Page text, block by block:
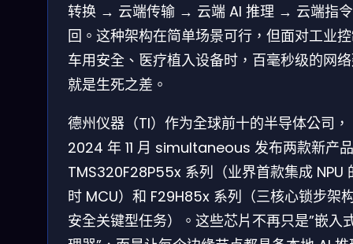
转换 → 云端传输 → 云端 AI 推理 → 云端指
回。这种架构在简单场景可行，但面对工业
车用安全、医疗植入设备时，百毫秒级的网
就是生死之差。
德州仪器（TI）作为全球前十的半导体公司，
2024 年 11 月 simultaneous 发布两款新产
TMS320F28P55x 系列（业界首款集成 NPU
时 MCU）和 F29H85x 系列（三核心锁步架
安全关键型任务）。这些芯片不再只是”嵌入